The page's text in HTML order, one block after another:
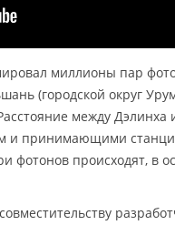
миллионы пар
(городской округ
между Дэлинха
и принимающими
фотонов происходят, в